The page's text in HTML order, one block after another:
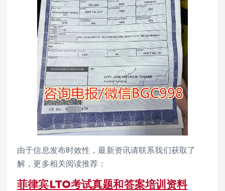
由于信息发布时效性，最新资讯请联系我们获取了
解，更多相关阅读推荐：
菲律宾LTO考试真题和答案培训资料